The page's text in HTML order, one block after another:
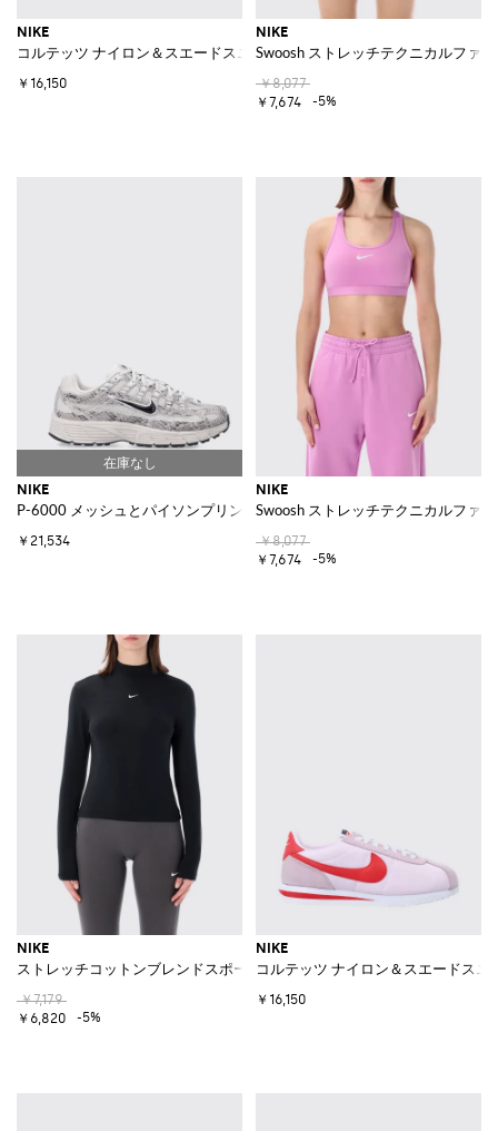
NIKE
コルテッツ ナイロン＆スエードスニーカー
￥16,150
NIKE
Swoosh ストレッチテクニカルファ
￥8,077
￥7,674
-5%
NIKE
P-6000 メッシュとパイソンプリントレザーのスニーカー
￥21,534
NIKE
Swoosh ストレッチテクニカルファ
￥8,077
￥7,674
-5%
NIKE
ストレッチコットンブレンドスポーツトップ
￥7,179
￥6,820
-5%
NIKE
コルテッツ ナイロン＆スエードスニ
￥16,150